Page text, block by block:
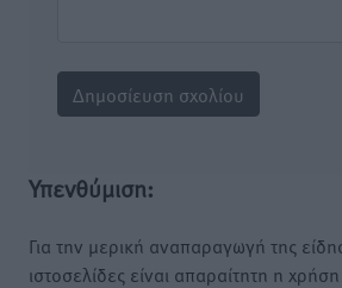
Υπενθύμιση:
Για την μερική αναπαραγωγή της
ιστοσελίδες είναι απαραίτητη η